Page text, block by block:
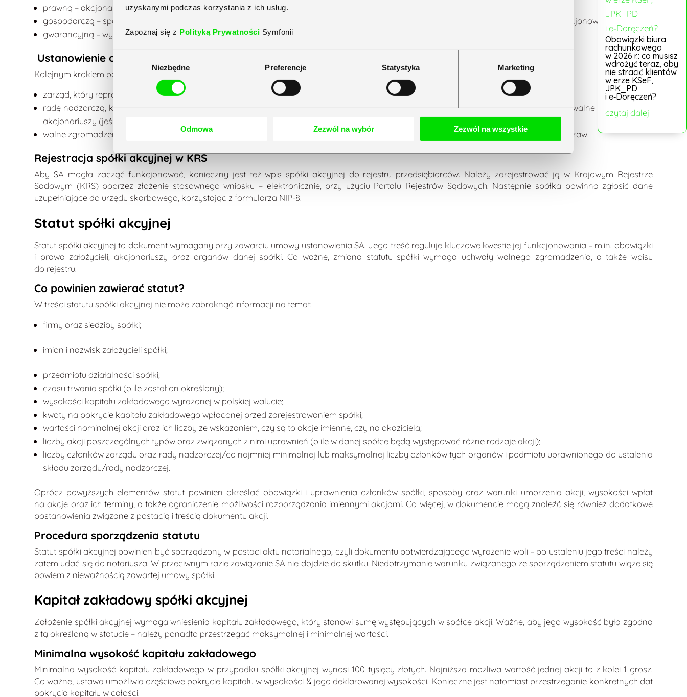
uzyskanymi podczas korzystania z ich usług.
Zapoznaj się z Polityką Prywatności Symfonii
Wybór
Niezbędne Preferencje Statystyka Marketing
Odmowa Zezwól na wybór Zezwól na wszystkie
prawną – akcjonariuszem spółki akcyjnej może zostać wyłącznie osoba, która ma udział w jej kapitale zakładowym;
gospodarczą – spółka dysponuje środkami materialnymi pozwalającymi na rozwój działalności, a kapitał umożliwia finansowanie jej funkcjonowania;
gwarancyjną – wysokość kapitału zakładowego daje kontrahentom możliwość dokonania oceny spółki.
Ustanowienie organów spółki
Kolejnym krokiem podczas zakładania spółki akcyjnej jest ustanowienie jej organów. Każda SA musi bowiem posiadać:
zarząd, który reprezentuje spółkę na zewnątrz i prowadzi jej sprawy (za wynagrodzeniem lub nieodpłatnie);
radę nadzorczą, która nadzoruje działalność spółki – składa się ona z minimum trzech osób, które są powoływane i odwoływane przez walne zgromadzenie
akcjonariuszy (jeśli w statucie nie ustanowiono inaczej);
walne zgromadzenie akcjonariuszy, czyli wszyscy akcjonariusze, którzy wspólnie podejmują decyzje na temat strategicznych dla spółki spraw.
Rejestracja spółki akcyjnej w KRS
Aby SA mogła zacząć funkcjonować, konieczny jest też wpis spółki akcyjnej do rejestru przedsiębiorców. Należy zarejestrować ją w Krajowym Rejestrze
Sadowym (KRS) poprzez złożenie stosownego wniosku – elektronicznie, przy użyciu Portalu Rejestrów Sądowych. Następnie spółka powinna zgłosić dane
uzupełniające do urzędu skarbowego, korzystając z formularza NIP-8.
Statut spółki akcyjnej
Statut spółki akcyjnej to dokument wymagany przy zawarciu umowy ustanowienia SA. Jego treść reguluje kluczowe kwestie jej funkcjonowania – m.in. obowiązki
i prawa założycieli, akcjonariuszy oraz organów danej spółki. Co ważne, zmiana statutu spółki wymaga uchwały walnego zgromadzenia, a także wpisu
do rejestru.
Co powinien zawierać statut?
W treści statutu spółki akcyjnej nie może zabraknąć informacji na temat:
firmy oraz siedziby spółki;
imion i nazwisk założycieli spółki;
przedmiotu działalności spółki;
czasu trwania spółki (o ile został on określony);
wysokości kapitału zakładowego wyrażonej w polskiej walucie;
kwoty na pokrycie kapitału zakładowego wpłaconej przed zarejestrowaniem spółki;
wartości nominalnej akcji oraz ich liczby ze wskazaniem, czy są to akcje imienne, czy na okaziciela;
liczby akcji poszczególnych typów oraz związanych z nimi uprawnień (o ile w danej spółce będą występować różne rodzaje akcji);
liczby członków zarządu oraz rady nadzorczej/co najmniej minimalnej lub maksymalnej liczby członków tych organów i podmiotu uprawnionego do ustalenia
składu zarządu/rady nadzorczej.
Oprócz powyższych elementów statut powinien określać obowiązki i uprawnienia członków spółki, sposoby oraz warunki umorzenia akcji, wysokości wpłat
na akcje oraz ich terminy, a także ograniczenie możliwości rozporządzania imiennymi akcjami. Co więcej, w dokumencie mogą znaleźć się również dodatkowe
postanowienia związane z postacią i treścią dokumentu akcji.
Procedura sporządzenia statutu
Statut spółki akcyjnej powinien być sporządzony w postaci aktu notarialnego, czyli dokumentu potwierdzającego wyrażenie woli – po ustaleniu jego treści należy
zatem udać się do notariusza. W przeciwnym razie zawiązanie SA nie dojdzie do skutku. Niedotrzymanie warunku związanego ze sporządzeniem statutu wiąże się
bowiem z nieważnością zawartej umowy spółki.
Kapitał zakładowy spółki akcyjnej
Założenie spółki akcyjnej wymaga wniesienia kapitału zakładowego, który stanowi sumę występujących w spółce akcji. Ważne, aby jego wysokość była zgodna
z tą określoną w statucie – należy ponadto przestrzegać maksymalnej i minimalnej wartości.
Minimalna wysokość kapitału zakładowego
Minimalna wysokość kapitału zakładowego w przypadku spółki akcyjnej wynosi 100 tysięcy złotych. Najniższa możliwa wartość jednej akcji to z kolei 1 grosz.
Co ważne, ustawa umożliwia częściowe pokrycie kapitału w wysokości ¼ jego deklarowanej wysokości. Konieczne jest natomiast przestrzeganie konkretnych dat
pokrycia kapitału w całości.
Obowiązki biura
rachunkowego
w 2026 r.: co musisz
wdrożyć teraz, aby
nie stracić klientów
w erze KSeF,
JPK_PD
i e‑Doręczeń?
czytaj dalej